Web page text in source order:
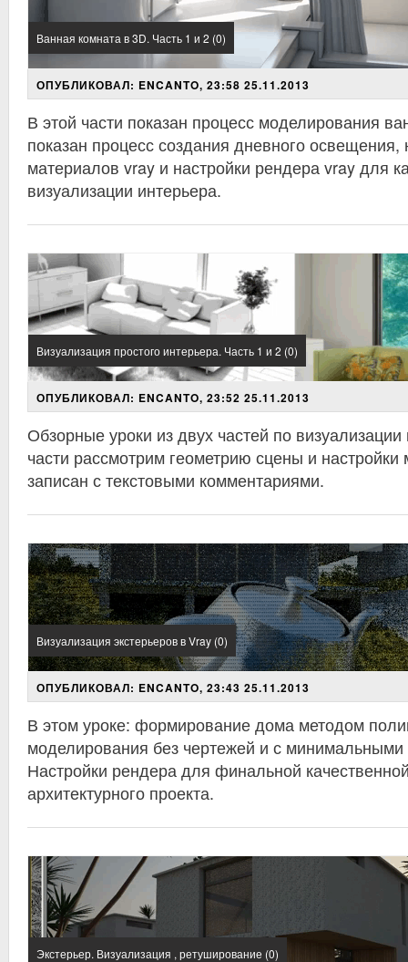
Ванная комната в 3D. Часть 1 и 2 (0)
ОПУБЛИКОВАЛ: ENCANTO, 23:58 25.11.2013
В этой части показан процесс моделирования
показан процесс создания дневного освещения,
материалов vray и настройки рендера vray для
визуализации интерьера.
Визуализация простого интерьера. Часть 1 и 2 (0)
ОПУБЛИКОВАЛ: ENCANTO, 23:52 25.11.2013
Обзорные уроки из двух частей по
части рассмотрим геометрию сцены и настройки
записан с текстовыми комментариями.
Визуализация экстерьеров в Vray (0)
ОПУБЛИКОВАЛ: ENCANTO, 23:43 25.11.2013
В этом уроке: формирование дома методом
моделирования без чертежей и с
Настройки рендера для финальной
архитектурного проекта.
Экстерьер. Визуализация , ретуширование (0)